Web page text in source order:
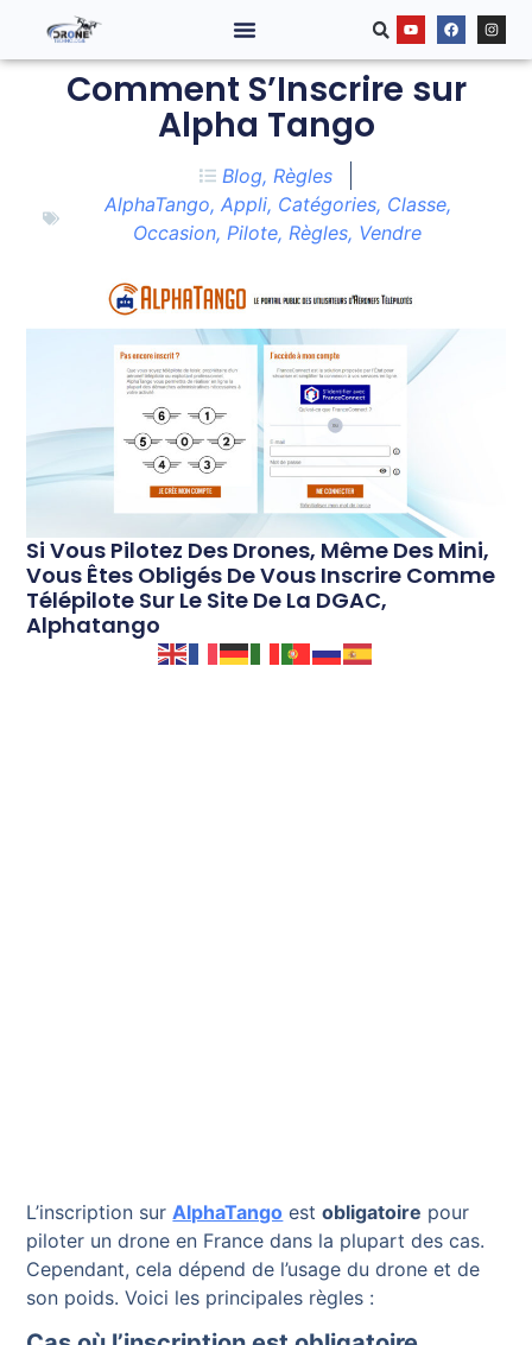
Comment S’Inscrire sur
Alpha Tango
Blog, Règles
AlphaTango, Appli, Catégories, Classe,
Occasion, Pilote, Règles, Vendre
Si Vous Pilotez Des Drones, Même Des Mini,
Vous Êtes Obligés De Vous Inscrire Comme
Télépilote Sur Le Site De La DGAC,
Alphatango
L’inscription sur AlphaTango estobligatoire pour
piloter un drone en France dans la plupart des cas.
Cependant, cela dépend de l’usage du drone et de
son poids. Voici les principales règles :